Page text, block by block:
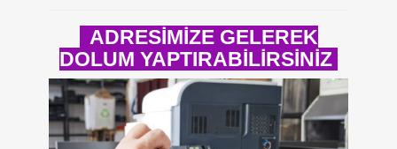
ADRESİMİZE GELEREK
DOLUM YAPTIRABİLİRSİNİZ